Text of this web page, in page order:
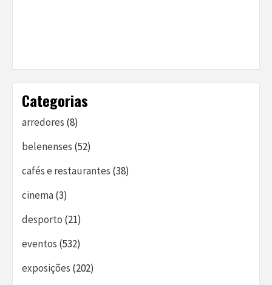
Categorias
arredores (8)
belenenses (52)
cafés e restaurantes (38)
cinema(3)
desporto (21)
eventos (532)
exposições (202)